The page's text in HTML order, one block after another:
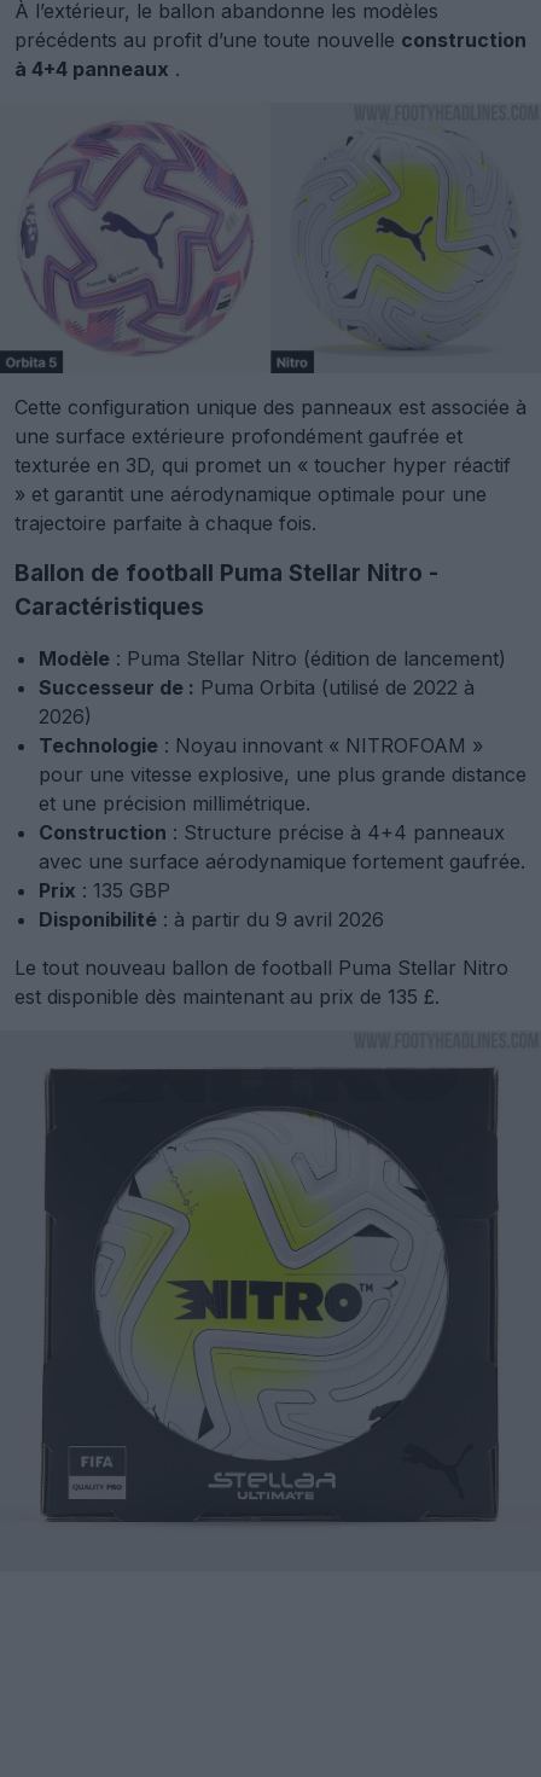
À l’extérieur, le ballon abandonne les modèles
précédents au profit d’une toute nouvelle construction
à 4+4 panneaux .
Cette configuration unique des panneaux est associée à
une surface extérieure profondément gaufrée et
texturée en 3D, qui promet un « toucher hyper réactif
» et garantit une aérodynamique optimale pour une
trajectoire parfaite à chaque fois.
Ballon de football Puma Stellar Nitro -
Caractéristiques
Modèle : Puma Stellar Nitro (édition de lancement)
Successeur de : Puma Orbita (utilisé de 2022 à
2026)
Technologie : Noyau innovant « NITROFOAM »
pour une vitesse explosive, une plus grande distance
et une précision millimétrique.
Construction : Structure précise à 4+4 panneaux
avec une surface aérodynamique fortement gaufrée.
Prix : 135 GBP
Disponibilité : à partir du 9 avril 2026
Le tout nouveau ballon de football Puma Stellar Nitro
est disponible dès maintenant au prix de 135 £.